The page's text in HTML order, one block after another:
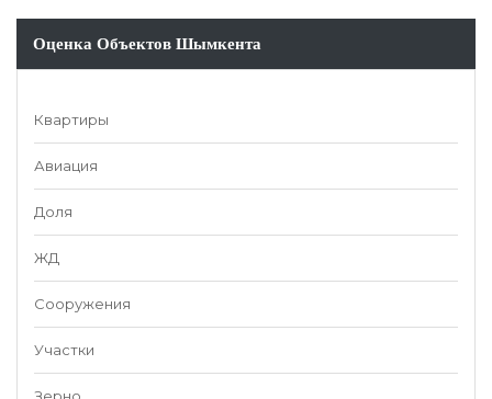
Оценка Объектов Шымкента
Квартиры
Авиация
Доля
ЖД
Сооружения
Участки